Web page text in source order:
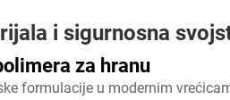
i sigurnosna
za hranu
formulacije u modernim